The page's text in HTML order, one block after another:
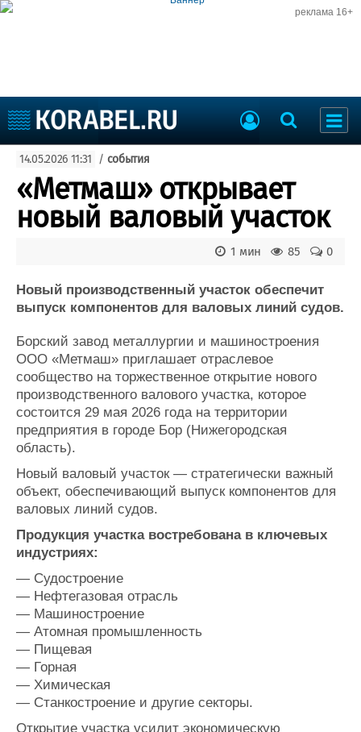
реклама 16+
Судоходство
Судоремонт
События
Пресс-релизы
Порты
Еще
Пульс
Новости
Компании
Репутация
Работа
Крюинг
Журнал
Реклама
Доска объявлений
Продажа флота
Оборудование
Изделия
Материалы
Услуги
Конференции
Выставки и семинары
Словарь
Флот
14.05.2026 11:31 / события
«Метмаш» открывает
новый валовый участок
0
85
1 мин
Новый производственный участок обеспечит
выпуск компонентов для валовых линий судов.
Борский завод металлургии и машиностроения
ООО «Метмаш» приглашает отраслевое
сообщество на торжественное открытие нового
производственного валового участка, которое
состоится 29 мая 2026 года на территории
предприятия в городе Бор (Нижегородская
область).
Новый валовый участок — стратегически важный
объект, обеспечивающий выпуск компонентов для
валовых линий судов.
Продукция участка востребована в ключевых
индустриях:
— Судостроение
— Нефтегазовая отрасль
— Машиностроение
— Атомная промышленность
— Пищевая
— Горная
— Химическая
— Станкостроение и другие секторы.
Открытие участка усилит экономическую